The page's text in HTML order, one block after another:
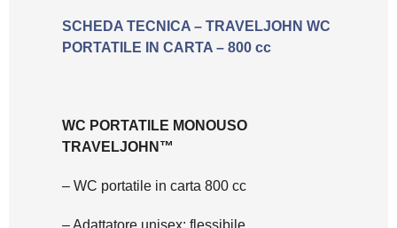
SCHEDA TECNICA – TRAVELJOHN WC
PORTATILE IN CARTA – 800 cc
WC PORTATILE MONOUSO
TRAVELJOHN™
– WC portatile in carta 800 cc
– Adattatore unisex: flessibile